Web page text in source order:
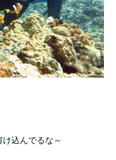
込んでるな～